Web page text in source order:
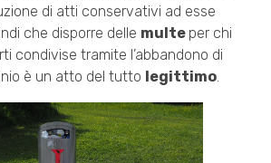
di atti conservativi ad esse
che disporre delle multe per chi
condivise tramite l’abbandono di
è un atto del tutto legittimo.